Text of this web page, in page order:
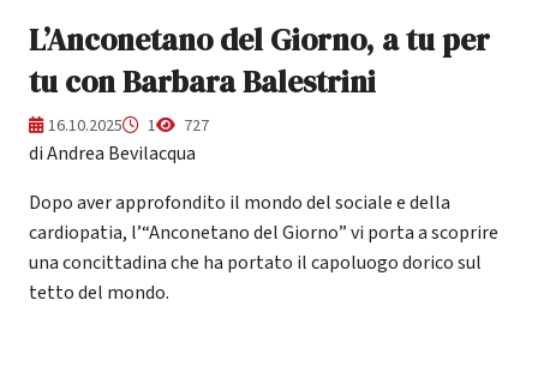
L’Anconetano del Giorno, a tu per
tu con Barbara Balestrini
16.10.2025 1 727
di Andrea Bevilacqua
Dopo aver approfondito il mondo del sociale e della
cardiopatia, l’“Anconetano del Giorno” vi porta a scoprire
una concittadina che ha portato il capoluogo dorico sul
tetto del mondo.